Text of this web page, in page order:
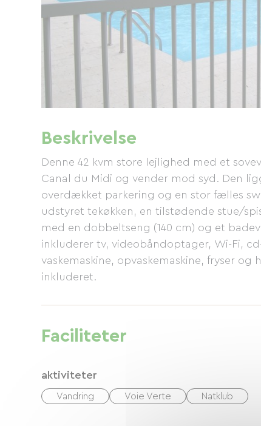
Beskrivelse
Denne 42 kvm store lejlighed med et
Canal du Midi og vender mod syd. Den
overdækket parkering og en stor fælles
udstyret tekøkken, en tilstødende stue/
med en dobbeltseng (140 cm) og et
inkluderer tv, videobåndoptager, Wi-Fi,
vaskemaskine, opvaskemaskine, fryser
inkluderet.
Faciliteter
aktiviteter
Vandring Voie Verte Natklub